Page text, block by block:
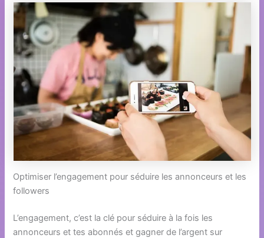
Optimiser l’engagement pour séduire les annonceurs et les
followers
L’engagement, c’est la clé pour séduire à la fois les
annonceurs et tes abonnés et gagner de l’argent sur